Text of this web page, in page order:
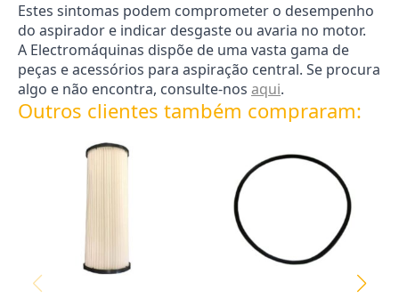
Estes sintomas podem comprometer o desempenho
do aspirador e indicar desgaste ou avaria no motor.
A Electromáquinas dispõe de uma vasta gama de
peças e acessórios para aspiração central. Se procura
algo e não encontra, consulte-nos aqui.
Outros clientes também compraram: